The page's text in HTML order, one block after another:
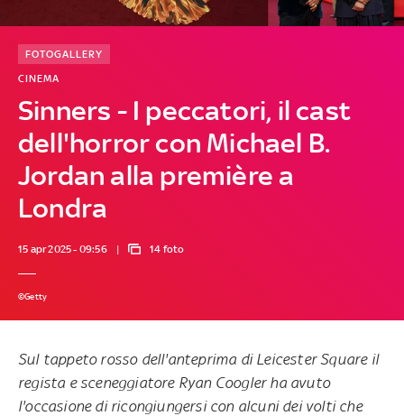
Sinners - I peccatori, il cast
dell'horror con Michael B.
Jordan alla première a
Londra
CINEMA
FOTOGALLERY
15 apr 2025 - 09:56 14 foto
©Getty
Sul tappeto rosso dell'anteprima di Leicester Square il
regista e sceneggiatore Ryan Coogler ha avuto
l'occasione di ricongiungersi con alcuni dei volti che